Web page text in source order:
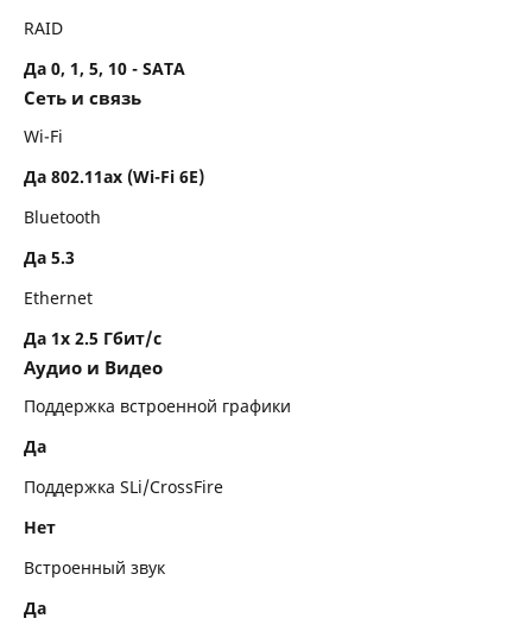
RAID
Да 0, 1, 5, 10 - SATA
Сеть и связь
Wi-Fi
Да 802.11ax (Wi-Fi 6E)
Bluetooth
Да 5.3
Ethernet
Да 1x 2.5 Гбит/с
Аудио и Видео
Поддержка встроенной графики
Да
Поддержка SLi/CrossFire
Нет
Встроенный звук
Да